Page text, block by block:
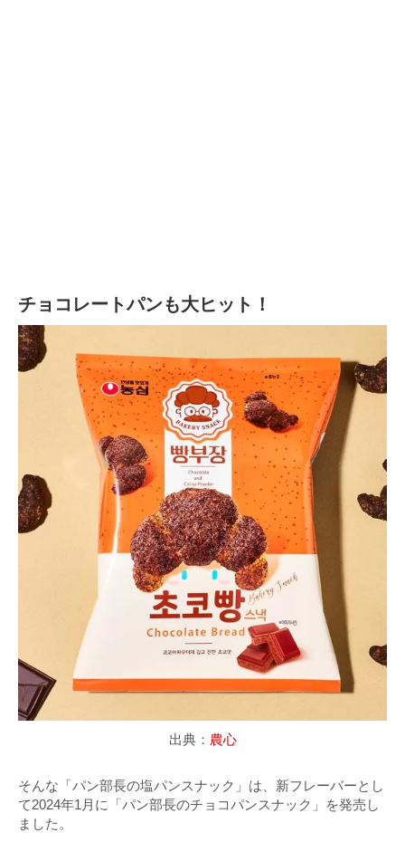
チョコレートパンも大ヒット！
出典： 農心
そんな「パン部長の塩パンスナック」は、新フレーバーとし
て2024年1月に「パン部長のチョコパンスナック」を発売し
ました。